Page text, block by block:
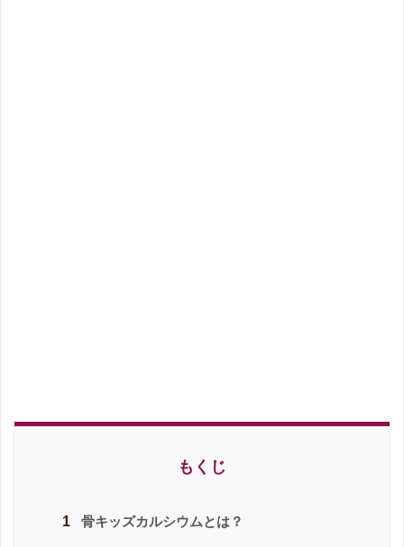
もくじ
1 骨キッズカルシウムとは？